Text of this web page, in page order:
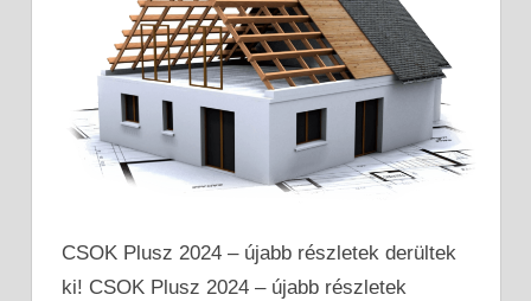
CSOK Plusz 2024 – újabb részletek derültek
ki! CSOK Plusz 2024 – újabb részletek